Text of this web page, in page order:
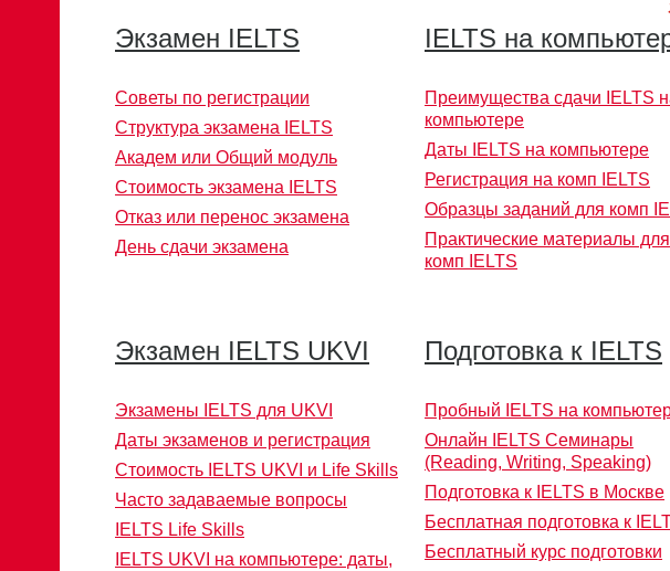
Экзамен IELTS
Советы по регистрации
Структура экзамена IELTS
Академ или Общий модуль
Стоимость экзамена IELTS
Отказ или перенос экзамена
День сдачи экзамена
IELTS на
Преимущества сдачи IELTS
компьютере
Даты IELTS на компьютере
Регистрация на комп IELTS
Образцы заданий для комп
Практические материалы для
комп IELTS
Экзамен IELTS UKVI
Экзамены IELTS для UKVI
Даты экзаменов и регистрация
Стоимость IELTS UKVI и Life Skills
Часто задаваемые вопросы
IELTS Life Skills
IELTS UKVI на компьютере: даты,
Подготовка к IELTS
Пробный IELTS на
Онлайн IELTS Семинары
(Reading, Writing, Speaking)
Подготовка к IELTS в Москве
Бесплатная подготовка к
Бесплатный курс подготовки